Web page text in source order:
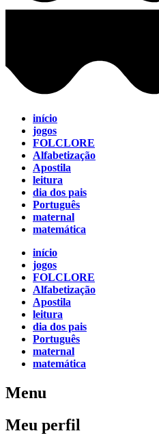
início
jogos
FOLCLORE
Alfabetização
Apostila
leitura
dia dos pais
Português
maternal
matemática
início
jogos
FOLCLORE
Alfabetização
Apostila
leitura
dia dos pais
Português
maternal
matemática
Menu
Meu perfil